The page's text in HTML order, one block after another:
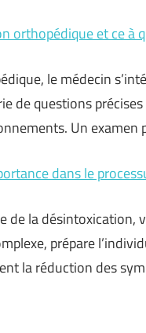
orthopédique et ce à
le médecin
de questions
Un examen
dans le
de la désintoxication,
prépare
la réduction des